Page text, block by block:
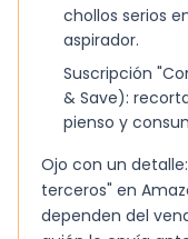
El perfume
fragancias,
Dónde
baratas
Comparado con
de Kérastase
grasos. La
chollos serios
aspirador.
Suscripción
& Save):
pienso y
Ojo con un
terceros" en
dependen del